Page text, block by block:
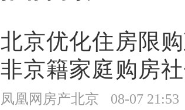
红松·幸福里 商用公寓
北京优化住房限购
非京籍家庭购房
缴纳年限下调为一
凤凰网房产北京 08-07 21:53